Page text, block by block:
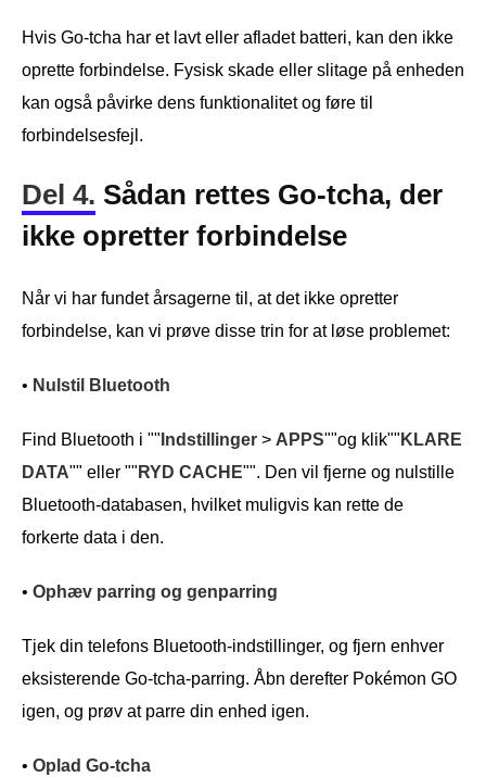
Hvis Go-tcha har et lavt eller afladet batteri, kan den ikke
oprette forbindelse. Fysisk skade eller slitage på enheden
kan også påvirke dens funktionalitet og føre til
forbindelsesfejl.
Del 4. Sådan rettes Go-tcha, der
ikke opretter forbindelse
Når vi har fundet årsagerne til, at det ikke opretter
forbindelse, kan vi prøve disse trin for at løse problemet:
• Nulstil Bluetooth
Find Bluetooth i "" Indstillinger > APPS""og klik"" KLARE
DATA"" eller "" RYD CACHE"". Den vil fjerne og nulstille
Bluetooth-databasen, hvilket muligvis kan rette de
forkerte data i den.
• Ophæv parring og genparring
Tjek din telefons Bluetooth-indstillinger, og fjern enhver
eksisterende Go-tcha-parring. Åbn derefter Pokémon GO
igen, og prøv at parre din enhed igen.
• Oplad Go-tcha